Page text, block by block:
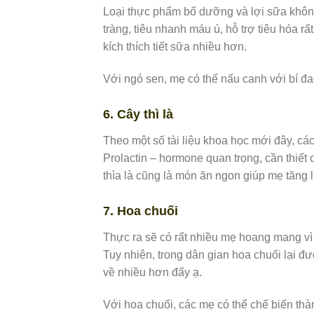
Loại thực phẩm bổ dưỡng và lợi sữa
tràng, tiêu nhanh máu ú, hỗ trợ tiêu hóa
kích thích tiết sữa nhiều hơn.
Với ngó sen, mẹ có thể nấu canh với bí
6. Cây thì là
Theo một số tài liệu khoa học mới đây,
Prolactin – hormone quan trọng, cần
thìa là cũng là món ăn ngon giúp mẹ
7. Hoa chuối
Thực ra sẽ có rất nhiều mẹ hoang mang
Tuy nhiên, trong dân gian hoa chuối lại
về nhiều hơn đấy ạ.
Với hoa chuối, các mẹ có thể chế biến